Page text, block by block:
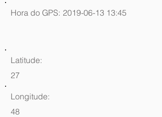
Hora do GPS: 2019-06-13 13:45
Latitude:
27
Longitude:
48